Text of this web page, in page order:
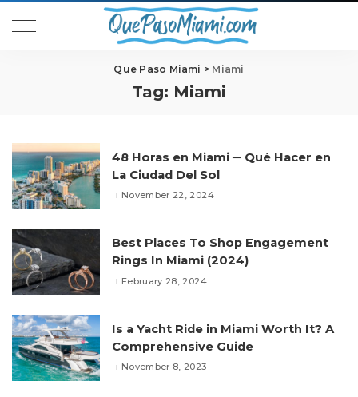
Que Paso Miami > Miami
Tag: Miami
48 Horas en Miami ─ Qué Hacer en
La Ciudad Del Sol
November 22, 2024
Best Places To Shop Engagement
Rings In Miami (2024)
February 28, 2024
Is a Yacht Ride in Miami Worth It? A
Comprehensive Guide
November 8, 2023